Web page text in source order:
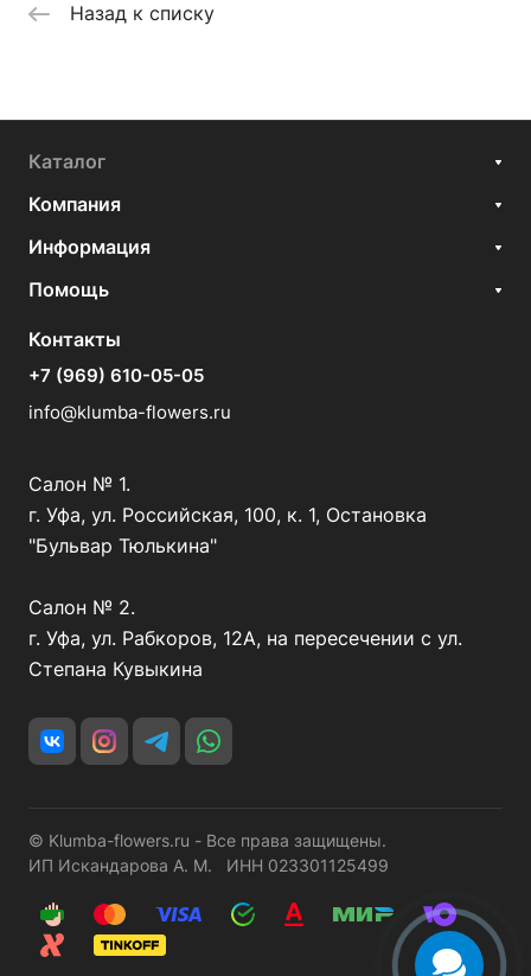
Назад к списку
Каталог
Компания
Информация
Помощь
Контакты
+7 (969) 610-05-05
info@klumba-flowers.ru
Салон № 1.
г. Уфа, ул. Российская, 100, к. 1, Остановка
"Бульвар Тюлькина"
Салон № 2.
г. Уфа, ул. Рабкоров, 12А, на пересечении с ул.
Степана Кувыкина
© Klumba-flowers.ru - Все права защищены.
ИП Искандарова А. М. ИНН 023301125499